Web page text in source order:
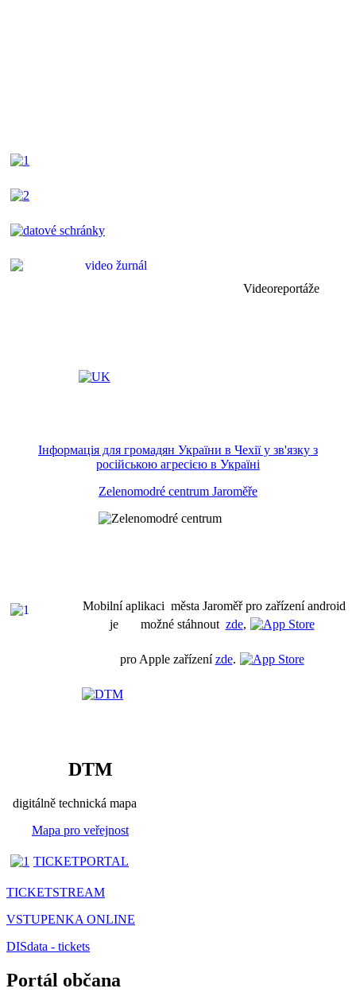
Videoreportáže
Інформація для громадян України в Чехії у зв'язку з
російською агресією в Україні
Zelenomodré centrum Jaroměře
Mobilní aplikaci města Jaroměř pro zařízení android
je možné stáhnout zde,
pro Apple zařízenízde.
DTM
digitálně technická mapa
Mapa pro veřejnost
TICKETPORTAL
TICKETSTREAM
VSTUPENKA ONLINE
DISdata - tickets
Portál občana